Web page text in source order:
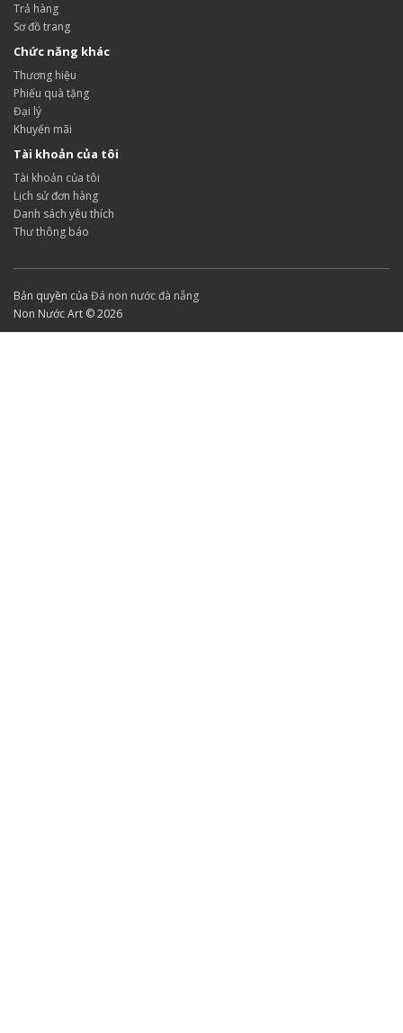
Trả hàng
Sơ đồ trang
Chức năng khác
Thương hiệu
Phiếu quà tặng
Đại lý
Khuyến mãi
Tài khoản của tôi
Tài khoản của tôi
Lịch sử đơn hàng
Danh sách yêu thích
Thư thông báo
Bản quyền của Đá non nước đà nẵng
Non Nước Art © 2026